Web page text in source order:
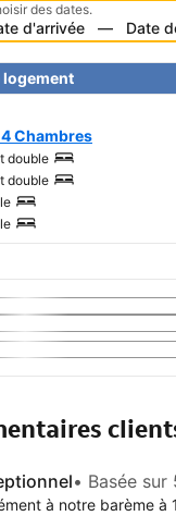
des dates.
d'arrivée — Date
logement
Chambres
double
double
Basée
à notre barème à